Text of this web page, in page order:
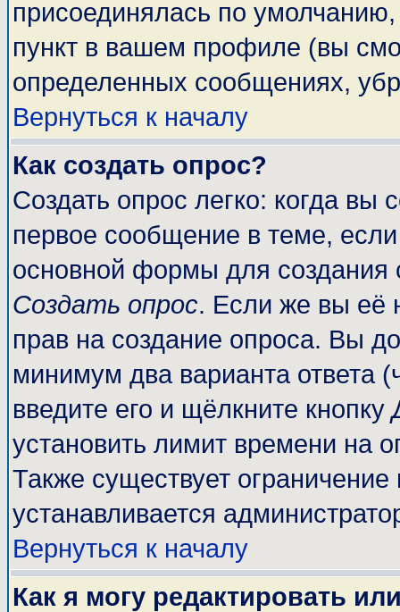
присоединялась по
пункт в вашем профиле (вы
определенных сообщениях,
Вернуться к началу
Как создать опрос?
Создать опрос легко: когда вы
первое сообщение в теме,
основной формы для
Создать опрос. Если же вы её
прав на создание опроса. Вы
минимум два варианта ответа
введите его и щёлкните кнопку
установить лимит времени на
Также существует ограничение
устанавливается
Вернуться к началу
Как я могу редактировать